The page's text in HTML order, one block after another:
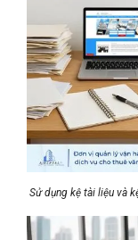
Sử dụng kệ tài liệu và